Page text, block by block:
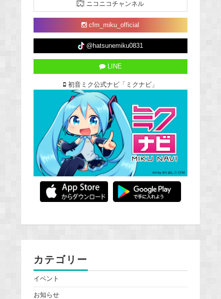
ニコニコチャンネル
cfm_miku_official
@hatsunemiku0831
LINE
初音ミク公式ナビ「ミクナビ」
カテゴリー
イベント
お知らせ